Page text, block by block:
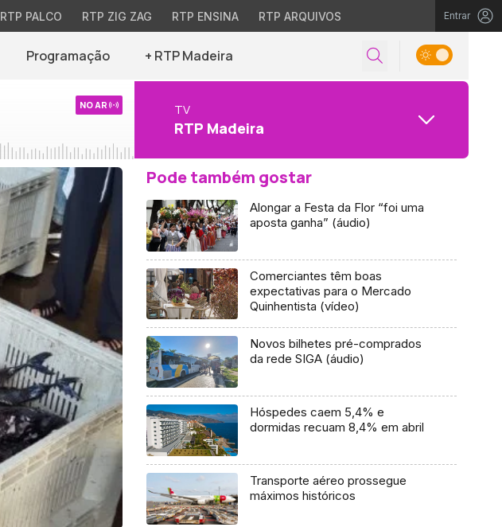
RTP PALCO RTP ZIG ZAG RTP ENSINA RTP ARQUIVOS Entrar
Programação + RTP Madeira
NO AR TV
RTP Madeira
Pode também gostar
Alongar a Festa da Flor “foi uma
aposta ganha” (áudio)
Comerciantes têm boas
expectativas para o Mercado
Quinhentista (vídeo)
Novos bilhetes pré-comprados
da rede SIGA (áudio)
Hóspedes caem 5,4% e
dormidas recuam 8,4% em abril
Transporte aéreo prossegue
máximos históricos